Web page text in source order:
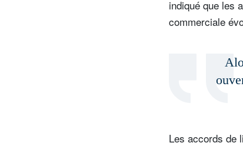
indiqué que les
commerciale
Les accords de